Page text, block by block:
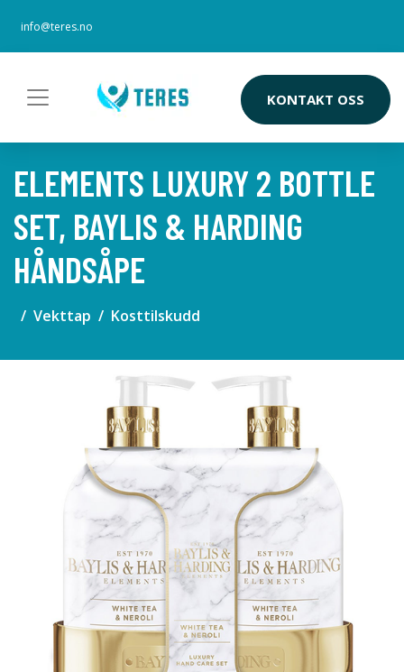
info@teres.no
KONTAKT OSS
ELEMENTS LUXURY 2 BOTTLE
SET, BAYLIS & HARDING
HÅNDSÅPE
Vekttap Kosttilskudd